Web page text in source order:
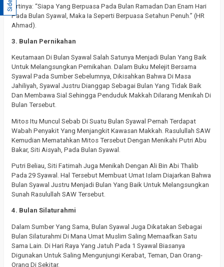
Artinya: “Siapa Yang Berpuasa Pada Bulan Ramadan Dan Enam Hari
Pada Bulan Syawal, Maka Ia Seperti Berpuasa Setahun Penuh.” (HR
Ahmad).
3. Bulan Pernikahan
Keutamaan Di Bulan Syawal Salah Satunya Menjadi Bulan Yang Baik
Untuk Melangsungkan Pernikahan. Dalam Buku Melejit Bersama
Syawal Pada Sumber Sebelumnya, Dikisahkan Bahwa Di Masa
Jahiliyah, Syawal Justru Dianggap Sebagai Bulan Yang Tidak Baik
Dan Membawa Sial Sehingga Penduduk Makkah Dilarang Menikah Di
Bulan Tersebut.
Mitos Itu Muncul Sebab Di Suatu Bulan Syawal Pernah Terdapat
Wabah Penyakit Yang Menjangkit Kawasan Makkah. Rasulullah SAW
Kemudian Mematahkan Mitos Tersebut Dengan Menikahi Putri Abu
Bakar, Siti Aisyah, Pada Bulan Syawal.
Putri Beliau, Siti Fatimah Juga Menikah Dengan Ali Bin Abi Thalib
Pada 29 Syawal. Hal Tersebut Membuat Umat Islam Diajarkan Bahwa
Bulan Syawal Justru Menjadi Bulan Yang Baik Untuk Melangsungkan
Sunah Rasulullah SAW Tersebut.
4. Bulan Silaturahmi
Dalam Sumber Yang Sama, Bulan Syawal Juga Dikatakan Sebagai
Bulan Silaturahmi Di Mana Umat Muslim Saling Memaafkan Satu
Sama Lain. Di Hari Raya Yang Jatuh Pada 1 Syawal Biasanya
Digunakan Untuk Saling Mengunjungi Kerabat, Teman, Dan Orang-
Orang Di Sekitar.